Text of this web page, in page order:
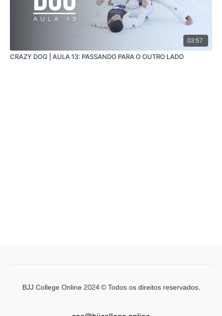
03:57
CRAZY DOG | AULA 13: PASSANDO PARA O OUTRO LADO
BJJ College Online 2024 © Todos os direitos reservados.